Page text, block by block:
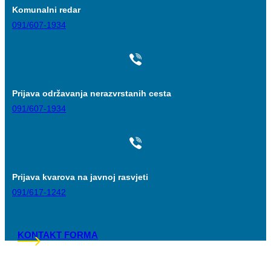
Komunalni redar
091/607-1934
Prijava održavanja nerazvrstanih cesta
091/607-1934
Prijava kvarova na javnoj rasvjeti
091/617-1242
KONTAKT FORMA